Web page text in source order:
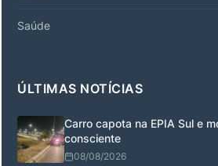
Saúde
ÚLTIMAS NOTÍCIAS
Carro capota na EPIA Sul e
consciente
08/08/2026